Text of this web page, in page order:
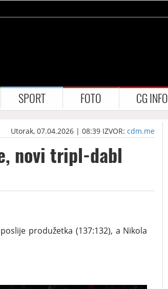
SPORT FOTO CG INFO
Utorak, 07.04.2026 | 08:39 IZVOR:cdm.me
novi tripl-dabl
produžetka (137:132), a Nikola